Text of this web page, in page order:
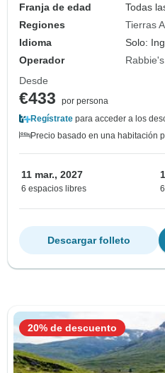
Franja de edad
Todas
Regiones
Tierras
Idioma
Solo:
Operador
Desde
€433
por persona
Regístrate para acceder a los
Precio basado en una habitación
11 mar., 2027
6 espacios libres
Descargar folleto
20% de descuento